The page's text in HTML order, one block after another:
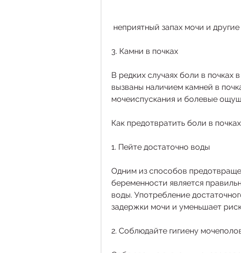
неприятный запах мочи и
3. Камни в почках
В редких случаях боли в почках
вызваны наличием камней в
мочеиспускания и болевые
Как предотвратить боли в
1. Пейте достаточно воды
Одним из способов
беременности является
воды. Употребление
задержки мочи и уменьшает
2. Соблюдайте гигиену